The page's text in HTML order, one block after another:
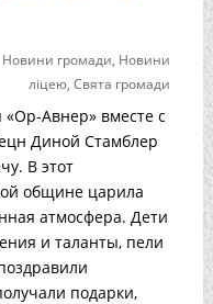
Новини громади, Новини
ліцею,Свята громади
Авнер» вместе с
Диной Стамблер
В этот
общине царила
атмосфера. Дети
и таланты, пели
подарки,